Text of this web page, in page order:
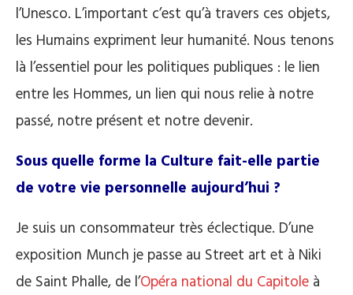
l’Unesco. L’important c’est qu’à travers ces objets,
les Humains expriment leur humanité. Nous tenons
là l’essentiel pour les politiques publiques : le lien
entre les Hommes, un lien qui nous relie à notre
passé, notre présent et notre devenir.
Sous quelle forme la Culture fait-elle partie
de votre vie personnelle aujourd’hui ?
Je suis un consommateur très éclectique. D’une
exposition Munch je passe au Street art et à Niki
de Saint Phalle, de l’Opéra national du Capitole à